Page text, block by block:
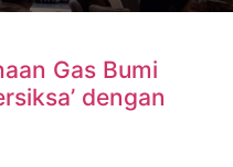
Gas Bumi
dengan